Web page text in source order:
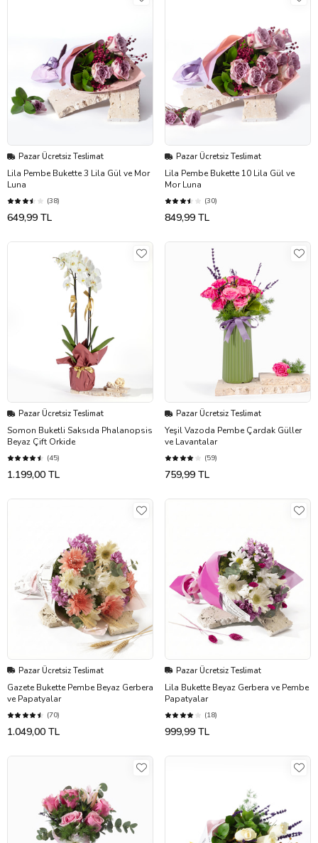
Pazar Ücretsiz Teslimat
Lila Pembe Bukette 3 Lila Gül ve Mor
Luna
(38)
649,99 TL
Pazar Ücretsiz Teslimat
Lila Pembe Bukette 10 Lila Gül ve
Mor Luna
(30)
849,99 TL
Pazar Ücretsiz Teslimat
Somon Buketli Saksıda Phalanopsis
Beyaz Çift Orkide
(45)
1.199,00 TL
Pazar Ücretsiz Teslimat
Yeşil Vazoda Pembe Çardak Güller
ve Lavantalar
(59)
759,99 TL
Pazar Ücretsiz Teslimat
Gazete Bukette Pembe Beyaz Gerbera
ve Papatyalar
(70)
1.049,00 TL
Pazar Ücretsiz Teslimat
Lila Bukette Beyaz Gerbera ve Pembe
Papatyalar
(18)
999,99 TL